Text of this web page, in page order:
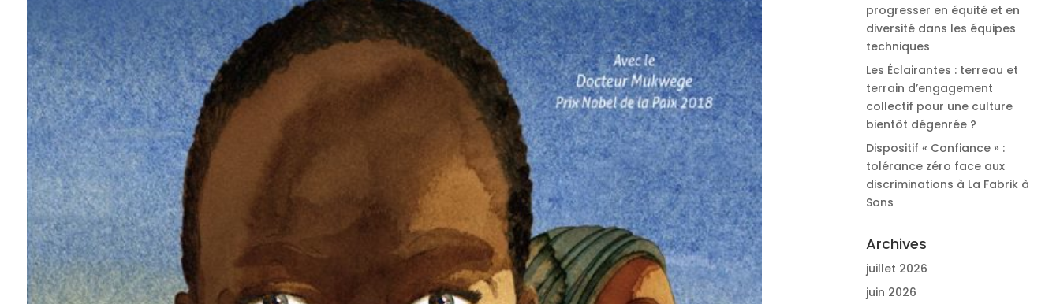
progresser en équité et en
diversité dans les équipes
techniques
Les Éclairantes : terreau et
terrain d’engagement
collectif pour une culture
bientôt dégenrée ?
Dispositif « Confiance » :
tolérance zéro face aux
discriminations à La Fabrik à
Sons
Archives
juillet 2026
juin 2026